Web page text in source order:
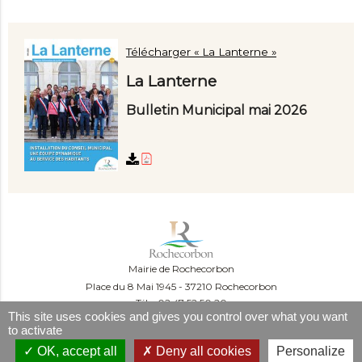
Télécharger « La Lanterne »
La Lanterne
Bulletin Municipal mai 2026
Mairie de Rochecorbon
Place du 8 Mai 1945
37210 Rochecorbon
Tél. : 02 47 52 50 20
Du lundi au mercredi :
Le jeudi :
This site uses cookies and gives you control over what you want
to activate
OK, accept all
Deny all cookies Personalize